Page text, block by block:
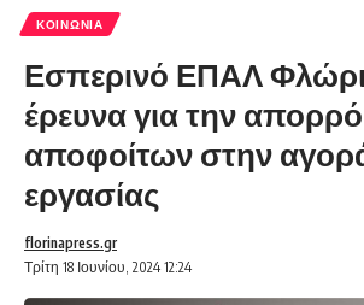
ΚΟΙΝΩΝΊΑ
Εσπερινό ΕΠΑΛ
έρευνα για την
αποφοίτων στην
εργασίας
Τρίτη 18 Ιουνίου, 2024 12:24
florinapress.gr